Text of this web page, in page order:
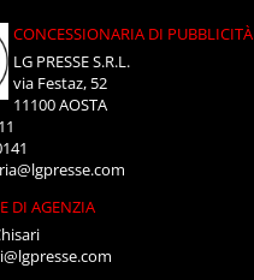
CONCESSIONARIA DI PUBBLICITÀ
LG PRESSE S.R.L.
via Festaz, 52
11100 AOSTA
DI AGENZIA